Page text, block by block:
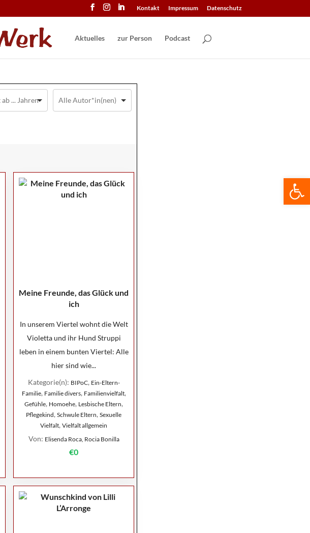
Kontakt Impressum Datenschutz
Aktuelles zur Person Podcast
Meine Freunde, das Glück und
ich
In unserem Viertel wohnt die Welt
Violetta und ihr Hund Struppi
leben in einem bunten Viertel: Alle
hier sind wie...
Kategorie(n): BIPoC, Ein-Eltern-
Familie, Familie divers, Familienvielfalt,
Gefühle, Homoehe, Lesbische Eltern,
Pflegekind, Schwule Eltern, Sexuelle
Vielfalt, Vielfalt allgemein
Von: Elisenda Roca, Rocia Bonilla
€0